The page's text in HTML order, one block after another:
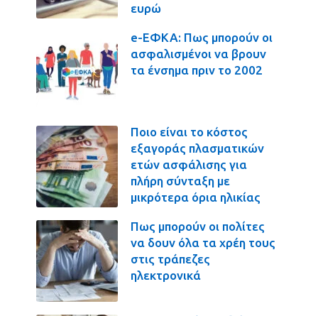
ευρώ
e-ΕΦΚΑ: Πως μπορούν οι
ασφαλισμένοι να βρουν
τα ένσημα πριν το 2002
Ποιο είναι το κόστος
εξαγοράς πλασματικών
ετών ασφάλισης για
πλήρη σύνταξη με
μικρότερα όρια ηλικίας
Πως μπορούν οι πολίτες
να δουν όλα τα χρέη τους
στις τράπεζες
ηλεκτρονικά